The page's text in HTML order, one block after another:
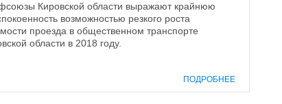
Кировской области выражают крайнюю
возможностью резкого роста
проезда в общественном транспорте
области в 2018 году.
ПОДРОБНЕЕ